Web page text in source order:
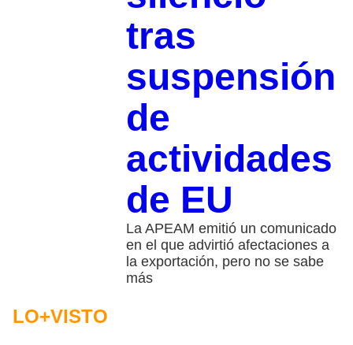
tras
suspensión
de
actividades
de EU
La APEAM emitió un comunicado
en el que advirtió afectaciones a
la exportación, pero no se sabe
más
LO+VISTO